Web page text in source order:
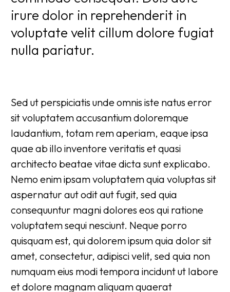
irure dolor in reprehenderit in
voluptate velit cillum dolore fugiat
nulla pariatur.
Sed ut perspiciatis unde omnis iste natus error
sit voluptatem accusantium doloremque
laudantium, totam rem aperiam, eaque ipsa
quae ab illo inventore veritatis et quasi
architecto beatae vitae dicta sunt explicabo.
Nemo enim ipsam voluptatem quia voluptas sit
aspernatur aut odit aut fugit, sed quia
consequuntur magni dolores eos qui ratione
voluptatem sequi nesciunt. Neque porro
quisquam est, qui dolorem ipsum quia dolor sit
amet, consectetur, adipisci velit, sed quia non
numquam eius modi tempora incidunt ut labore
et dolore magnam aliquam quaerat